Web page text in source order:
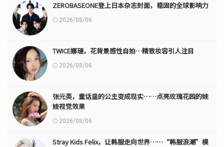
ZEROBASEONE登上日本杂志封面，稳固的全球影响力
2026/08/06
TWICE娜璉，花背景感性自拍…精致妆容引人注目
2026/08/06
张元英，童话里的公主变成现实……点亮玫瑰花园的娃
娃视觉效果
2026/08/06
Stray Kids Felix，让韩服走向世界……“韩服浪潮”模